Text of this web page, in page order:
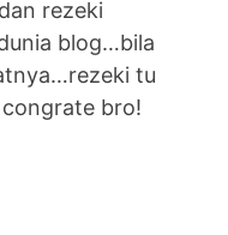
rezeki
blog…bila
tu
bro!